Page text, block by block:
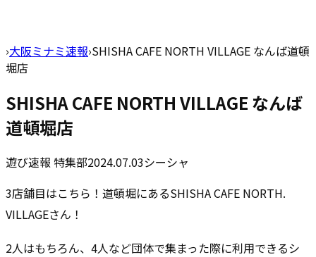
›大阪ミナミ速報›SHISHA CAFE NORTH VILLAGE なんば道頓
堀店
SHISHA CAFE NORTH VILLAGE なんば
道頓堀店
遊び速報 特集部2024.07.03シーシャ
3店舗目はこちら！道頓堀にあるSHISHA CAFE NORTH.
VILLAGEさん！
2人はもちろん、4人など団体で集まった際に利用できるシ